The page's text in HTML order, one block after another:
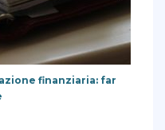
finanziaria: far